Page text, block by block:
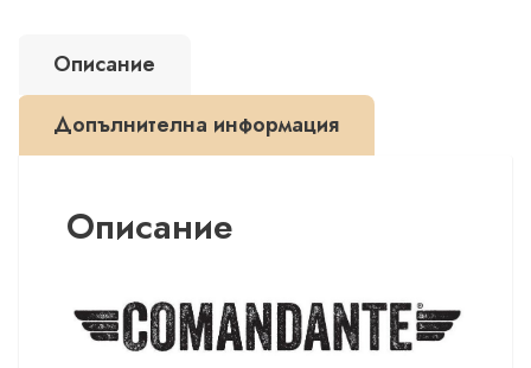
Black
-
ръчна
кафемелачка
Описание
Допълнителна информация
Описание